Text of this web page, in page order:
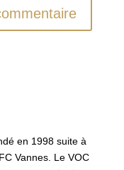
en 1998 suite à
Vannes. Le VOC